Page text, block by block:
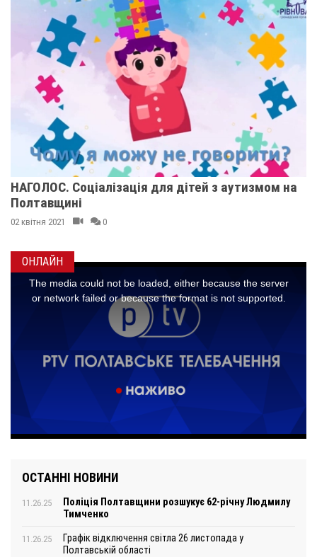
ОНЛАЙН
ОСТАННІ НОВИНИ
11.26.25
Поліція Полтавщини розшукує 62-річну Людмилу
Тимченко
11.26.25
Графік відключення світла 26 листопада у
Полтавській області
НАГОЛОС. Соціалізація для дітей з аутизмом на
Полтавщині
02 квітня 2021 0